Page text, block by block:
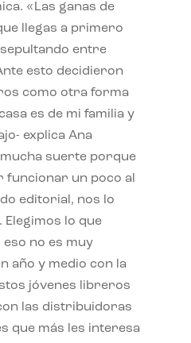
«Las ganas de
llegas a primero
entre
esto decidieron
como otra forma
es de mi familia y
explica Ana
suerte porque
funcionar un poco al
editorial, nos lo
lo que
no es muy
año y medio con la
jóvenes libreros
las distribuidoras
que más les interesa